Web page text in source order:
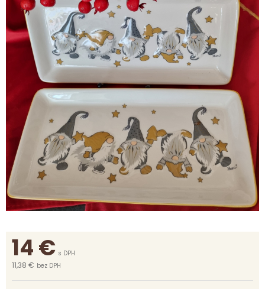
14€ s DPH
11,38 € bez DPH